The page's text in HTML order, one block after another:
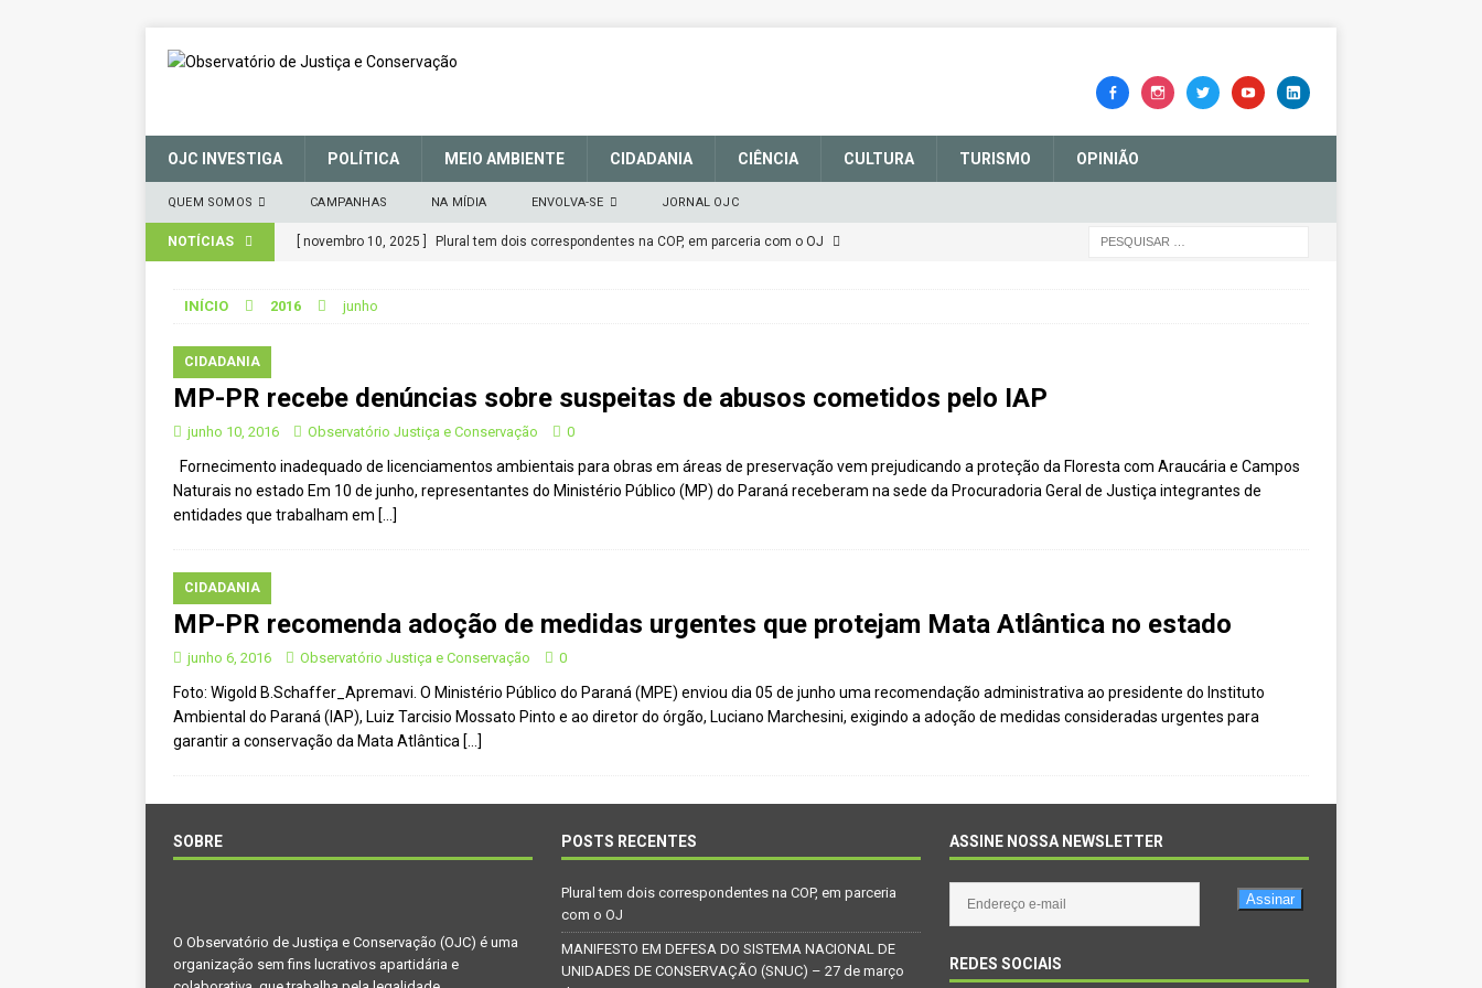
OJC INVESTIGA POLÍTICA MEIO AMBIENTE CIDADANIA CIÊNCIA CULTURA TURISMO OPINIÃO
QUEM SOMOS CAMPANHAS NA MÍDIA ENVOLVA-SE JORNAL OJC
NOTÍCIAS [ novembro 10, 2025 ] Plural tem dois correspondentes na COP, em parceria com o OJ
[ março 27, 2025 ]
[ janeiro 22, 2025 ] Parceria fortalece a sinalização no Parque Nacional de São Joaquim
CIDADANIA
[ novembro 29, 2024 ] Nota de Atenção CIDADANIA
[ novembro 11, 2024 ] Nota de Repúdio
OJC INVESTIGA
[ outubro 3, 2022 ] Yanomami – De volta ao século XVI
[ maio 16, 2022 ] Ameaças do pinus e eucalipto às Florestas com Araucárias nos estados do
Paraná e Santa Catarina
CIDADANIA
INÍCIO 2016 junho
CIDADANIA
MP-PR recebe denúncias sobre suspeitas de abusos cometidos pelo IAP
junho 10, 2016 Observatório Justiça e Conservação 0
Fornecimento inadequado de licenciamentos ambientais para obras em áreas de preservação vem prejudicando a proteção da Floresta com Araucária e Campos
Naturais no estado Em 10 de junho, representantes do Ministério Público (MP) do Paraná receberam na sede da Procuradoria Geral de Justiça integrantes de
entidades que trabalham em […]
CIDADANIA
MP-PR recomenda adoção de medidas urgentes que protejam Mata Atlântica no estado
junho 6, 2016 Observatório Justiça e Conservação 0
Foto: Wigold B.Schaffer_Apremavi. O Ministério Público do Paraná (MPE) enviou dia 05 de junho uma recomendação administrativa ao presidente do Instituto
Ambiental do Paraná (IAP), Luiz Tarcisio Mossato Pinto e ao diretor do órgão, Luciano Marchesini, exigindo a adoção de medidas consideradas urgentes para
garantir a conservação da Mata Atlântica […]
SOBRE
O Observatório de Justiça e Conservação (OJC) é uma
organização sem fins lucrativos apartidária e
POSTS RECENTES
Plural tem dois correspondentes na COP, em parceria
com o OJ
MANIFESTO EM DEFESA DO SISTEMA NACIONAL DE
UNIDADES DE CONSERVAÇÃO (SNUC) – 27 de março
ASSINE NOSSA NEWSLETTER
Assinar
REDES SOCIAIS